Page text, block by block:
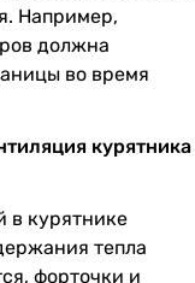
Например,
должна
во время
курятника
в курятнике
тепла
форточки и